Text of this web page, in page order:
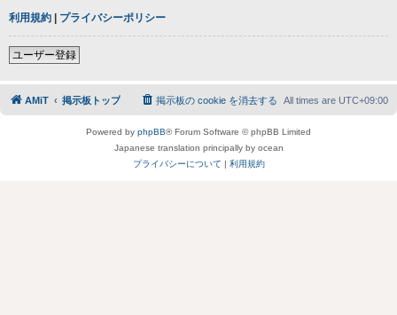
利用規約 | プライバシーポリシー
ユーザー登録
AMiT 掲示板トップ All times are UTC+09:00
掲示板の cookie を消去する
Powered by phpBB® Forum Software © phpBB Limited
Japanese translation principally by ocean
プライバシーについて | 利用規約